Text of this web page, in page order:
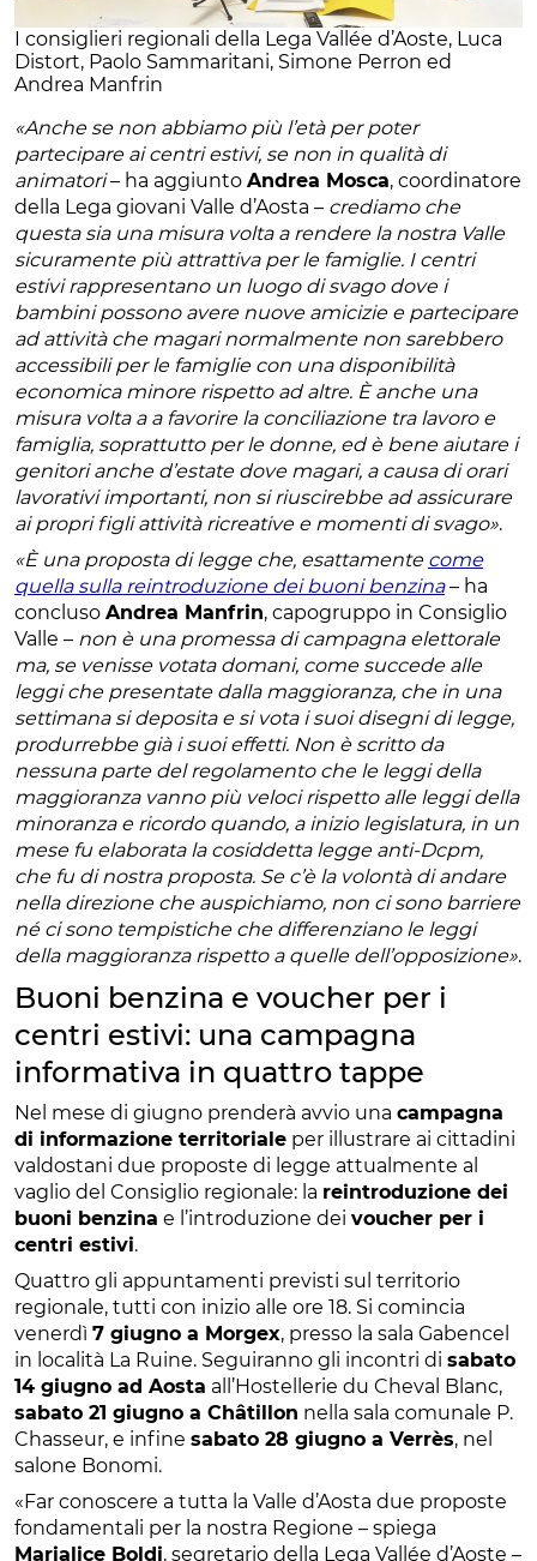
I consiglieri regionali della Lega Vallée d’Aoste, Luca
Distort, Paolo Sammaritani, Simone Perron ed
Andrea Manfrin
«Anche se non abbiamo più l’età per poter
partecipare ai centri estivi, se non in qualità di
animatori– ha aggiunto Andrea Mosca, coordinatore
della Lega giovani Valle d’Aosta – crediamo che
questa sia una misura volta a rendere la nostra Valle
sicuramente più attrattiva per le famiglie. I centri
estivi rappresentano un luogo di svago dove i
bambini possono avere nuove amicizie e partecipare
ad attività che magari normalmente non sarebbero
accessibili per le famiglie con una disponibilità
economica minore rispetto ad altre. È anche una
misura volta a a favorire la conciliazione tra lavoro e
famiglia, soprattutto per le donne, ed è bene aiutare i
genitori anche d’estate dove magari, a causa di orari
lavorativi importanti, non si riuscirebbe ad assicurare
ai propri figli attività ricreative e momenti di svago».
«È una proposta di legge che, esattamente come
quella sulla reintroduzione dei buoni benzina– ha
concluso Andrea Manfrin, capogruppo in Consiglio
Valle – non è una promessa di campagna elettorale
ma, se venisse votata domani, come succede alle
leggi che presentate dalla maggioranza, che in una
settimana si deposita e si vota i suoi disegni di legge,
produrrebbe già i suoi effetti. Non è scritto da
nessuna parte del regolamento che le leggi della
maggioranza vanno più veloci rispetto alle leggi della
minoranza e ricordo quando, a inizio legislatura, in un
mese fu elaborata la cosiddetta legge anti-Dcpm,
che fu di nostra proposta. Se c’è la volontà di andare
nella direzione che auspichiamo, non ci sono barriere
né ci sono tempistiche che differenziano le leggi
della maggioranza rispetto a quelle dell’opposizione».
Buoni benzina e voucher per i
centri estivi: una campagna
informativa in quattro tappe
Nel mese di giugno prenderà avvio una campagna
di informazione territoriale per illustrare ai cittadini
valdostani due proposte di legge attualmente al
vaglio del Consiglio regionale: la reintroduzione dei
buoni benzina e l’introduzione dei voucher per i
centri estivi.
Quattro gli appuntamenti previsti sul territorio
regionale, tutti con inizio alle ore 18. Si comincia
venerdì 7 giugno a Morgex, presso la sala Gabencel
in località La Ruine. Seguiranno gli incontri di sabato
14 giugno ad Aosta all’Hostellerie du Cheval Blanc,
sabato 21 giugno a Châtillon nella sala comunale P.
Chasseur, e infine sabato 28 giugno a Verrès, nel
salone Bonomi.
«Far conoscere a tutta la Valle d’Aosta due proposte
fondamentali per la nostra Regione – spiega
Marialice Boldi, segretario della Lega Vallée d’Aoste –